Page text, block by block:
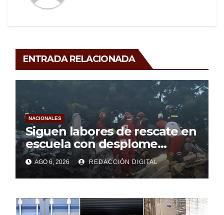
ENTRADA RELACIONADA
NACIONALES
Siguen labores de rescate en
escuela con desplome
parcial en Cuba
AGO 6, 2026 REDACCIÓN DIGITAL